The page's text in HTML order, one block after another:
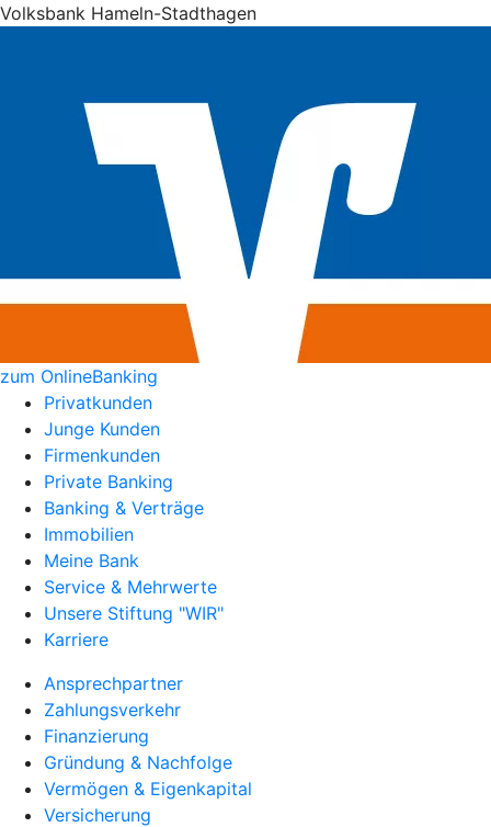
Volksbank Hameln-Stadthagen
zum OnlineBanking
Privatkunden
Junge Kunden
Firmenkunden
Private Banking
Banking & Verträge
Immobilien
Meine Bank
Service & Mehrwerte
Unsere Stiftung "WIR"
Karriere
Ansprechpartner
Zahlungsverkehr
Finanzierung
Gründung & Nachfolge
Vermögen & Eigenkapital
Versicherung